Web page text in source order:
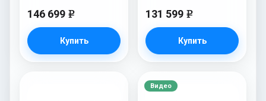
146 699 e
Купить
131 599 e
Купить
Видео